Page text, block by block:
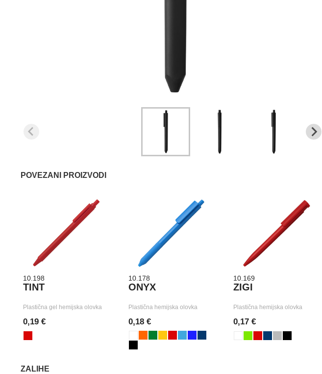
POVEZANI PROIZVODI
10.198
TINT
Plastična gel hemijska olovka
0,19 €
10.178
ONYX
Plastična hemijska olovka
0,18 €
10.169
ZIGI
Plastična hemijska olovka
0,17 €
ZALIHE